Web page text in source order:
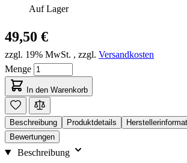
Auf Lager
49,50 €
zzgl. 19% MwSt. , zzgl. Versandkosten
Menge
In den Warenkorb
Beschreibung Produktdetails
Bewertungen
Beschreibung